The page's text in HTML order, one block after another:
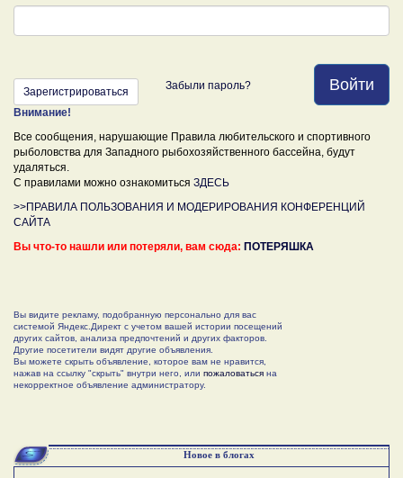
Войти
Зарегистрироваться Забыли пароль?
Внимание!
Все сообщения, нарушающие Правила любительского и спортивного
рыболовства для Западного рыбохозяйственного бассейна, будут
удаляться.
С правилами можно ознакомиться ЗДЕСЬ
>>ПРАВИЛА ПОЛЬЗОВАНИЯ И МОДЕРИРОВАНИЯ КОНФЕРЕНЦИЙ
САЙТА
Вы что-то нашли или потеряли, вам сюда: ПОТЕРЯШКА
Вы видите рекламу, подобранную персонально для вас
системой Яндекс.Директ с учетом вашей истории посещений
других сайтов, анализа предпочтений и других факторов.
Другие посетители видят другие объявления.
Вы можете скрыть объявление, которое вам не нравится,
нажав на ссылку "скрыть" внутри него, или пожаловаться на
некорректное объявление администратору.
Новое в блогах